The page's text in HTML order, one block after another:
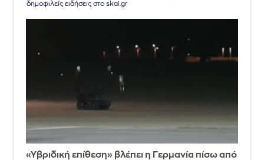
δημοφιλείς ειδήσεις στο skai.gr
«Υβριδική επίθεση» βλέπει η Γερμανία πίσω από